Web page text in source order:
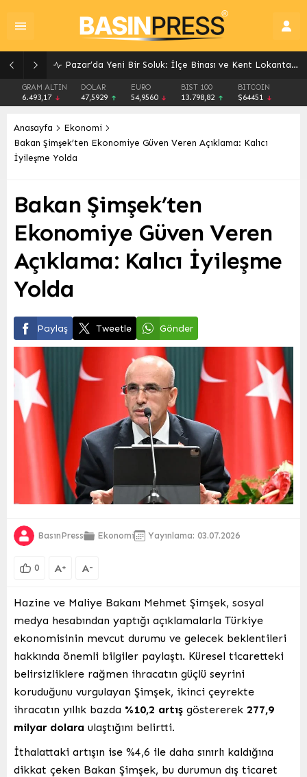
Pazar’da Yeni Bir Soluk: İlçe Binası ve Kent Lokantası Hizmete Açıldı
GRAM ALTIN
6.493,17
DOLAR
47,5929
EURO
54,9560
BIST 100
13.798,82
BITCOIN
$64451
Anasayfa
Ekonomi
Bakan Şimşek’ten Ekonomiye Güven Veren Açıklama: Kalıcı
İyileşme Yolda
Bakan Şimşek’ten
Ekonomiye Güven Veren
Açıklama: Kalıcı İyileşme
Yolda
Paylaş Tweetle Gönder
BasınPress Ekonomi Yayınlama: 03.07.2026
0 A+ A-
Hazine ve Maliye Bakanı Mehmet Şimşek, sosyal
medya hesabından yaptığı açıklamalarla Türkiye
ekonomisinin mevcut durumu ve gelecek beklentileri
hakkında önemli bilgiler paylaştı. Küresel ticaretteki
belirsizliklere rağmen ihracatın güçlü seyrini
koruduğunu vurgulayan Şimşek, ikinci çeyrekte
ihracatın yıllık bazda %10,2 artış göstererek 277,9
milyar dolara ulaştığını belirtti.
İthalattaki artışın ise %4,6 ile daha sınırlı kaldığına
dikkat çeken Bakan Şimşek, bu durumun dış ticaret